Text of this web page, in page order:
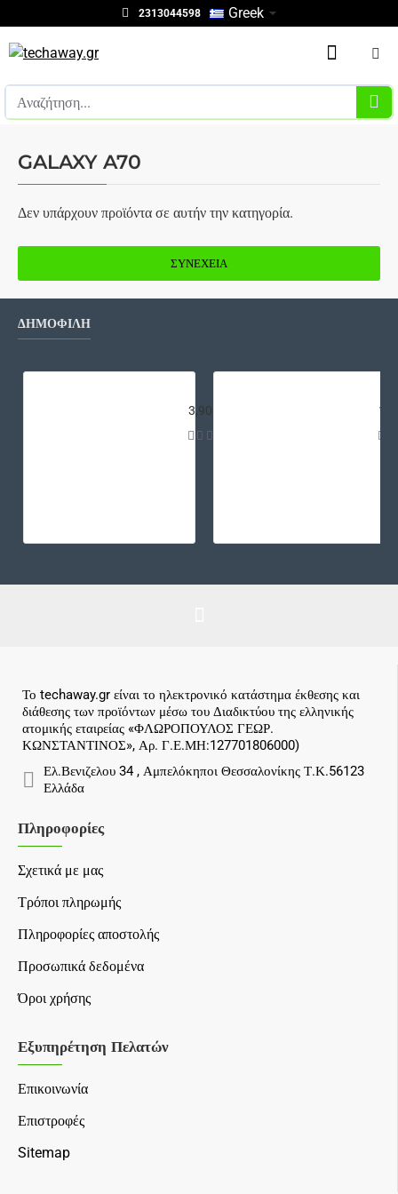
2313044598 Greek
Αναζήτηση...
GALAXY A70
Δεν υπάρχουν προϊόντα σε αυτήν την κατηγορία.
ΣΥΝΈΧΕΙΑ
ΔΗΜΟΦΙΛΗ
3,90€
Το techaway.gr είναι το ηλεκτρονικό κατάστημα έκθεσης και
διάθεσης των προϊόντων μέσω του Διαδικτύου της ελληνικής
ατομικής εταιρείας «ΦΛΩΡΟΠΟΥΛΟΣ ΓΕΩΡ.
ΚΩΝΣΤΑΝΤΙΝΟΣ», Αρ. Γ.Ε.ΜΗ:127701806000)
Ελ.Βενιζελου 34 , Αμπελόκηποι Θεσσαλονίκης Τ.Κ.56123
Ελλάδα
Πληροφορίες
Σχετικά με μας
Τρόποι πληρωμής
Πληροφορίες αποστολής
Προσωπικά δεδομένα
Όροι χρήσης
Εξυπηρέτηση Πελατών
Επικοινωνία
Επιστροφές
Sitemap